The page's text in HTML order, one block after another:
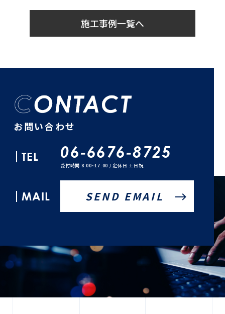
施工事例一覧へ
お問い合わせ
TEL 06-6676-8725
受付時間 8:00~17:00 / 定休日 土日祝
MAIL